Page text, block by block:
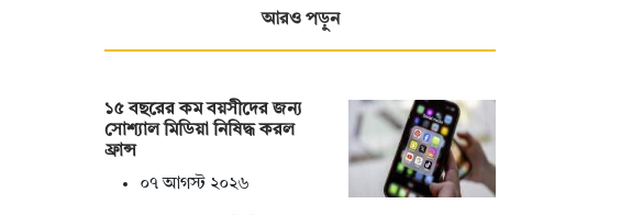
আরও পড়ুন
১৫ বছরের কম বয়সীদের জন্য
সোশ্যাল মিডিয়া নিষিদ্ধ করল
ফ্রান্স
০৭ আগস্ট ২০২৬